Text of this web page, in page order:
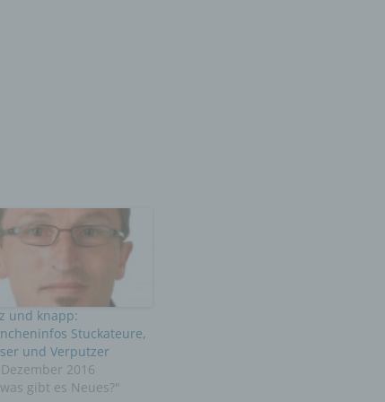
und knapp:
Stuckateure,
und Verputzer
2016
gibt es Neues?"
Verantwortlicher ist die natürliche oder
oder andere Stelle, die allein oder
und Mittel der Verarbeitung von
Sind die Zwecke und Mittel dieser
das Recht der Mitgliedstaaten
beziehungsweise können die bestimmten
Unionsrecht oder dem Recht der
juristische Person, Behörde, Einrichtung